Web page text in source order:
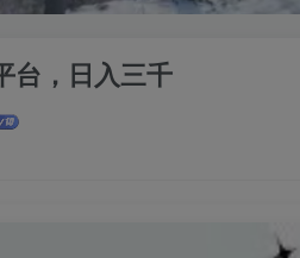
台，日入三千